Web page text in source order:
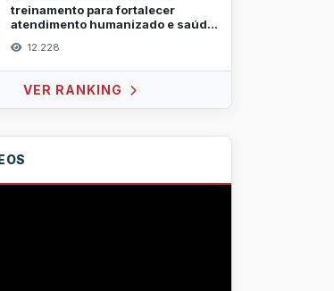
treinamento para fortalecer
atendimento humanizado e saúde
12.228
VER RANKING